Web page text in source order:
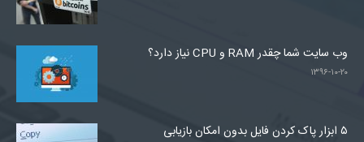
وب سایت شما چقدر RAM و CPU نیاز دارد؟
۱۳۹۶-۱۰-۲۰
۵ ابزار پاک کردن فایل بدون امکان بازیابی